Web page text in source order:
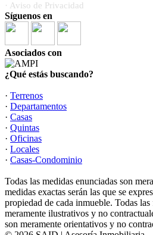
· Aviso de Privacidad
Síguenos en
Asociados con
¿Qué estás buscando?
· Terrenos
· Departamentos
· Casas
· Quintas
· Oficinas
· Locales
· Casas-Condominio
Todas las medidas enunciadas son
medidas exactas serán las que se
propiedad de cada inmueble. Todas
meramente ilustrativos y no
son meramente orientativos y no